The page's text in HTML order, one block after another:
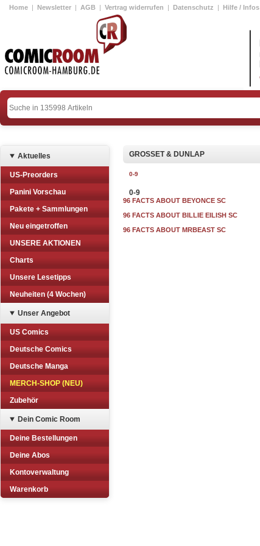
Home | Newsletter | AGB | Vertrag widerrufen | Datenschutz | Hilfe / Infos
Aktuelles
US-Preorders
Panini Vorschau
Pakete + Sammlungen
Neu eingetroffen
UNSERE AKTIONEN
Charts
Unsere Lesetipps
Neuheiten (4 Wochen)
Unser Angebot
US Comics
Deutsche Comics
Deutsche Manga
MERCH-SHOP (NEU)
Zubehör
Dein Comic Room
Deine Bestellungen
Deine Abos
Kontoverwaltung
Warenkorb
GROSSET & DUNLAP
0-9
0-9
96 FACTS ABOUT BEYONCE SC
96 FACTS ABOUT BILLIE EILISH SC
96 FACTS ABOUT MRBEAST SC